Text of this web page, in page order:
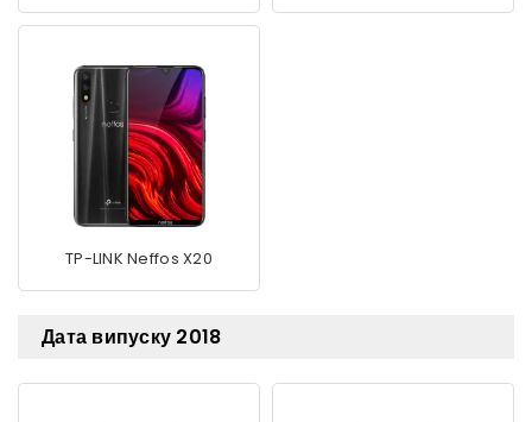
TP-LINK Neffos X20
Дата випуску 2018